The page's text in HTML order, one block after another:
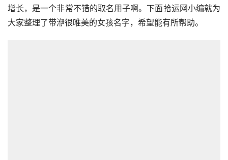
增长，是一个非常不错的取名用子啊。下面拾运网小编就为
大家整理了带洢很唯美的女孩名字，希望能有所帮助。